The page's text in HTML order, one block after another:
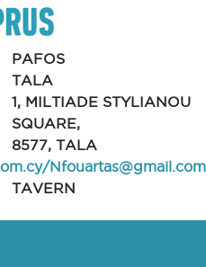
PAFOS
TALA
1, MILTIADE STYLIANOU
SQUARE,
8577, TALA
/Nfouartas@gmail.com
TAVERN